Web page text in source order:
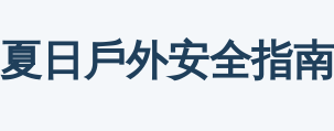
夏日戶外安全指南